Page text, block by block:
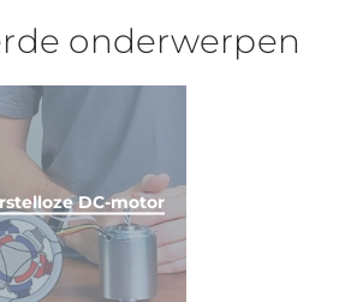
onderwerpen
DC-motor